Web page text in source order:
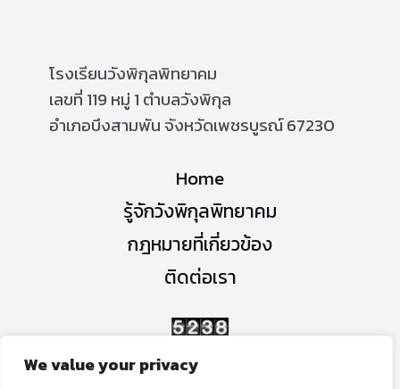
We value your privacy
โรงเรียนวังพิกุลพิทยาคม
เลขที่ 119 หมู่ 1 ตำบลวังพิกุล
อำเภอบึงสามพัน จังหวัดเพชรบูรณ์ 67230
Home
รู้จักวังพิกุลพิทยาคม
กฎหมายที่เกี่ยวข้อง
ติดต่อเรา
จำนวนผู้เข้าชม